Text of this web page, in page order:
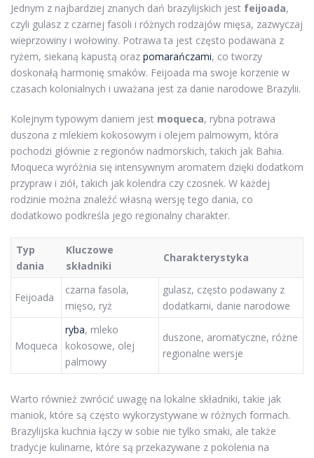
Jednym z najbardziej znanych dań brazylijskich jest feijoada,
czyli gulasz z czarnej fasoli i różnych rodzajów mięsa, zazwyczaj
wieprzowiny i wołowiny. Potrawa ta jest często podawana z
ryżem, siekaną kapustą oraz pomarańczami, co tworzy
doskonałą harmonię smaków. Feijoada ma swoje korzenie w
czasach kolonialnych i uważana jest za danie narodowe Brazylii.
Kolejnym typowym daniem jest moqueca, rybna potrawa
duszona z mlekiem kokosowym i olejem palmowym, która
pochodzi głównie z regionów nadmorskich, takich jak Bahia.
Moqueca wyróżnia się intensywnym aromatem dzięki dodatkom
przypraw i ziół, takich jak kolendra czy czosnek. W każdej
rodzinie można znaleźć własną wersję tego dania, co
dodatkowo podkreśla jego regionalny charakter.
Typ
dania
Kluczowe
składniki
Charakterystyka
Feijoada
czarna fasola,
mięso, ryż
gulasz, często podawany z
dodatkami, danie narodowe
Moqueca
ryba, mleko
kokosowe, olej
palmowy
duszone, aromatyczne, różne
regionalne wersje
Warto również zwrócić uwagę na lokalne składniki, takie jak
maniok, które są często wykorzystywane w różnych formach.
Brazylijska kuchnia łączy w sobie nie tylko smaki, ale także
tradycje kulinarne, które są przekazywane z pokolenia na